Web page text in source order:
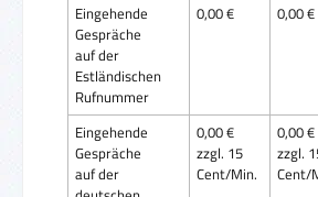
Eingehende
Gespräche
auf der
Estländischen
Rufnummer
0,00 € 0,00 €
Eingehende
Gespräche
auf der
0,00 €
zzgl. 15
Cent/Min.
0,00 €
zzgl.
Cent/